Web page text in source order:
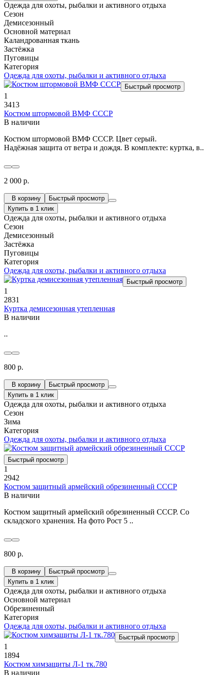
Одежда для охоты, рыбалки и активного отдыха
Сезон
Демисезонный
Основной материал
Каландрованная ткань
Застёжка
Пуговицы
Категория
Одежда для охоты, рыбалки и активного отдыха
Быстрый просмотр
1
3413
Костюм штормовой ВМФ СССР
В наличии
Костюм штормовой ВМФ СССР. Цвет серый.
Надёжная защита от ветра и дождя. В комплекте: куртка, в..
2 000 р.
В корзину
Быстрый просмотр
Купить в 1 клик
Одежда для охоты, рыбалки и активного отдыха
Сезон
Демисезонный
Застёжка
Пуговицы
Категория
Одежда для охоты, рыбалки и активного отдыха
Быстрый просмотр
1
2831
Куртка демисезонная утепленная
В наличии
..
800 р.
В корзину
Быстрый просмотр
Купить в 1 клик
Одежда для охоты, рыбалки и активного отдыха
Сезон
Зима
Категория
Одежда для охоты, рыбалки и активного отдыха
Быстрый просмотр
1
2942
Костюм защитный армейский обрезиненный СССР
В наличии
Костюм защитный армейский обрезиненный СССР. Со
складского хранения. На фото Рост 5 ..
800 р.
В корзину
Быстрый просмотр
Купить в 1 клик
Одежда для охоты, рыбалки и активного отдыха
Основной материал
Обрезиненный
Категория
Одежда для охоты, рыбалки и активного отдыха
Быстрый просмотр
1
1894
Костюм химзащиты Л-1 тк.780
В наличии